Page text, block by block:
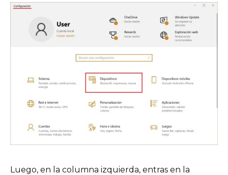
Luego, en la columna izquierda, entras en la